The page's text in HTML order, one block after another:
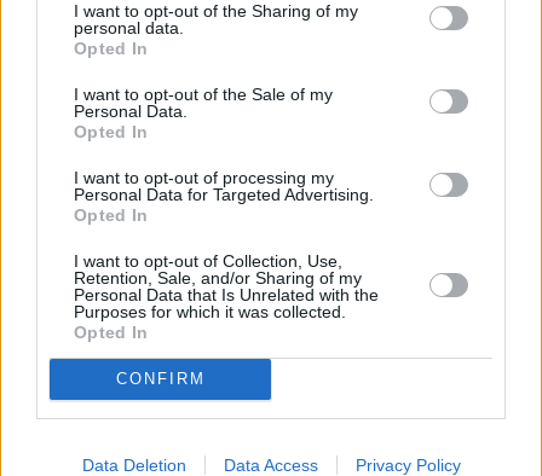
I want to opt-out of the Sharing of my
personal data.
Opted In
I want to opt-out of the Sale of my
Personal Data.
Opted In
I want to opt-out of processing my
Personal Data for Targeted Advertising.
Opted In
I want to opt-out of Collection, Use,
Retention, Sale, and/or Sharing of my
Personal Data that Is Unrelated with the
Purposes for which it was collected.
Opted In
CONFIRM
Data Deletion Data Access Privacy Policy
masie komentarzy o rozmiarze mojej miseczki, i
innych atrybutach “kobiecości” (także z ust kobiet, i
“na wizji”, w dyskusji telewizyjnej!) Czytałam je z
niedowierzaniem. Przekonałam się jak silnie
szołbiznesie. W XXI wieku! Wyobraziłam sobie z
jaką presją mierzą się dzisiejsze nastoletnie,
wrażliwe i budujące swoje poczucie wartości
dziewczyny.. Otoczone treściami i obrazami z
plotkarskich magazynów i telewizji, nasyconymi
szkodliwymi dla nich wzorcami, zapatrzone w
kreacje masowych idoli...